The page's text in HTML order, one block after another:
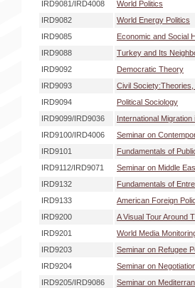
IRD9081/IRD4008
World Politics
IRD9082
World Energy Politics
IRD9085
Economic and Social
IRD9088
Turkey and Its
IRD9092
Democratic Theory
IRD9093
Civil
IRD9094
Political Sociology
IRD9099/IRD9036
International Migration
IRD9100/IRD4006
Seminar on
IRD9101
Fundamentals of
IRD9112/IRD9071
Seminar on Middle
IRD9132
Fundamentals of
IRD9133
American Foreign
IRD9200
A Visual Tour Around
IRD9201
World Media
IRD9203
Seminar on Refugee
IRD9204
Seminar on
IRD9205/IRD9086
Seminar on